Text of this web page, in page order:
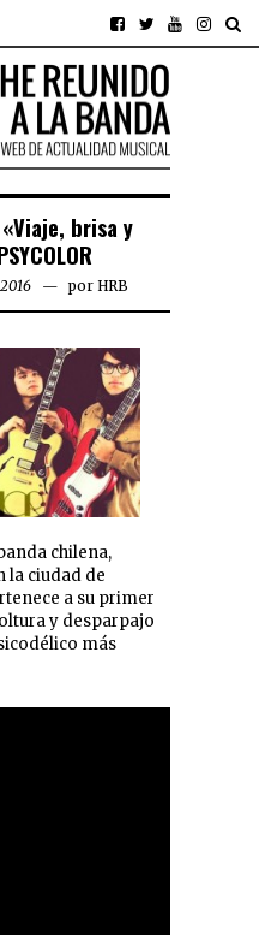
brisa y
por HRB
chilena,
la ciudad de
a su primer
y desparpajo
más